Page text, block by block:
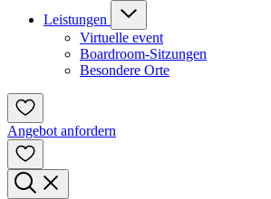
Leistungen
Virtuelle event
Boardroom-Sitzungen
Besondere Orte
Angebot anfordern